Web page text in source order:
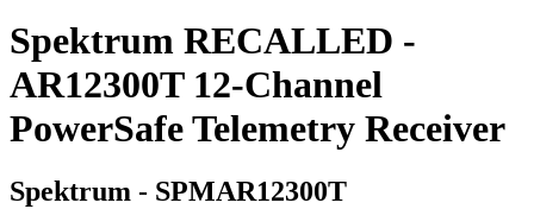
Spektrum RECALLED -
AR12300T 12-Channel
PowerSafe Telemetry Receiver
Spektrum - SPMAR12300T